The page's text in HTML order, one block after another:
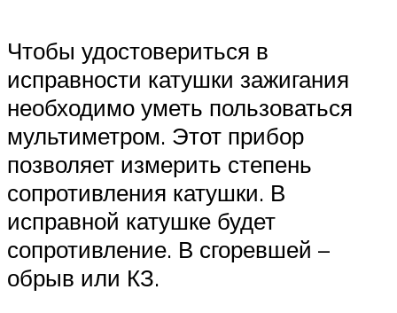
Чтобы удостовериться в
исправности катушки зажигания
необходимо уметь пользоваться
мультиметром. Этот прибор
позволяет измерить степень
сопротивления катушки. В
исправной катушке будет
сопротивление. В сгоревшей –
обрыв или КЗ.